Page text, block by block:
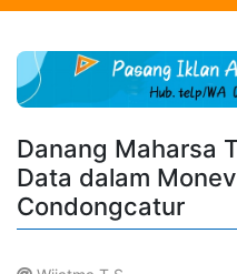
Danang Maharsa
Data dalam
Condongcatur